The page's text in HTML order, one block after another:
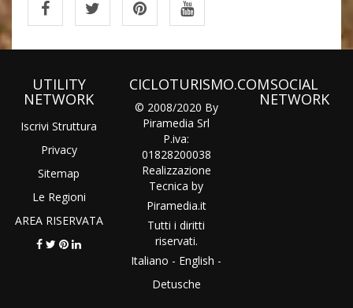
UTILITY
NETWORK
Iscrivi Struttura
Privacy
Sitemap
Le Regioni
AREA RISERVATA
CICLOTURISMO.COM
© 2008/2020 By
Piramedia Srl
P.iva:
01828200038
Realizzazione
Tecnica by
Piramedia.it
Tutti i diritti
riservati.
Italiano - English -
Detusche
SOCIAL
NETWORK